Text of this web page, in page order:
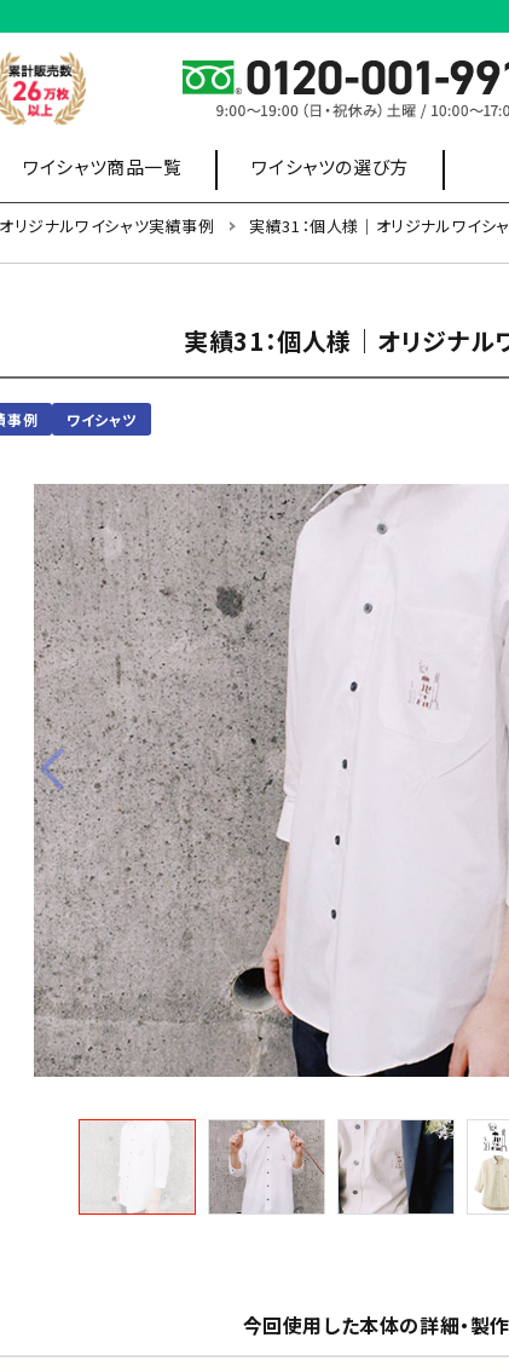
スウェット・
パーカー
ワイシャツ
ワイシャツ商品一覧
ワイシャツの選び方
イエロー ベージュ
オリジナルワイシャツ実績事例 実績31：個人様｜オリジナルワイシ
実績31：個人様｜オリジナル
事例 ワイシャツ
今回使用した本体の詳細・製